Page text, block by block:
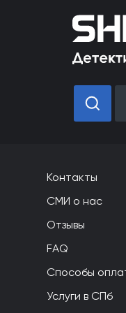
F
Контакты
СМИ о нас
Отзывы
FAQ
Способы
Услуги в СПб